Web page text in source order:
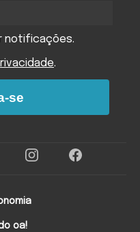
oa!
notificações.
.
se